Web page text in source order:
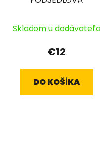
Skladom u dodávateľa
€12
DO KOŠÍKA